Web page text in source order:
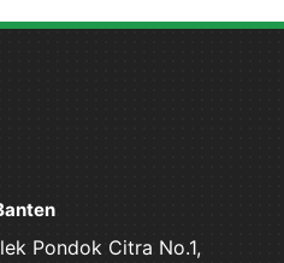
Pondok Citra No.1,